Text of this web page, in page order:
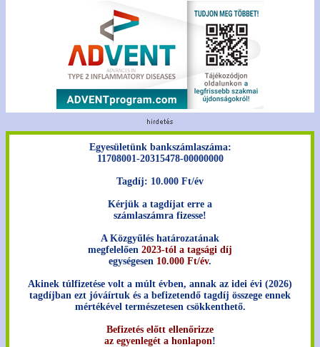
Egyesületünk bankszámlaszáma:
11708001-20315478-00000000
Tagdíj: 10.000 Ft/év
Kérjük a tagdíjat erre a
számlaszámra fizesse!
A Közgyűlés határozatának
megfelelően 2023-tól a tagsági díj
egységesen 10.000 Ft/év.
Akinek túlfizetése volt a múlt évben, annak az idei évi (2026)
tagdíjban ezt jóváírtuk és a befizetendő tagdíj összege ennek
mértékével természetesen csökkenthető.
Befizetés előtt ellenőrizze
az egyenlegét a honlapon!